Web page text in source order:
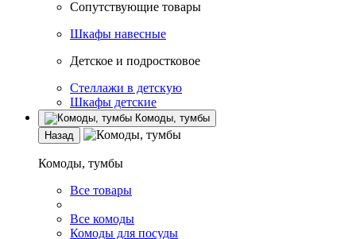
Сопутствующие товары
Шкафы навесные
Детское и подростковое
Стеллажи в детскую
Шкафы детские
Комоды, тумбы
Назад
Комоды, тумбы
Все товары
Все комоды
Комоды для посуды